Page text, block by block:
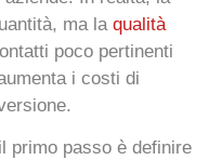
ma la qualità
poco pertinenti
i costi di
primo passo è definire